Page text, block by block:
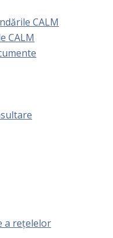
CALM
CALM
a rețelelor